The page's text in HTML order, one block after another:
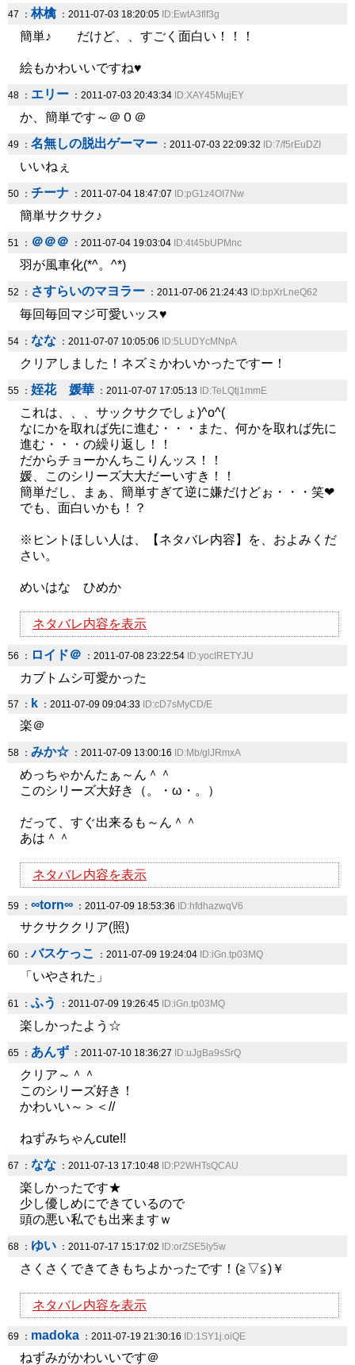
47 ：林檎 ：2011-07-03 18:20:05 ID:EwtA3flf3g
簡単♪ だけど、、すごく面白い！！！
絵もかわいいですね♥
48 ： エリー ：2011-07-03 20:43:34 ID:XAY45MujEY
か、簡単です～＠０＠
49 ： 名無しの脱出ゲーマー ：2011-07-03 22:09:32 ID:7/f5rEuDZI
いいねぇ
50 ： チーナ ：2011-07-04 18:47:07 ID:pG1z4OI7Nw
簡単サクサク♪
51 ： ＠＠＠ ：2011-07-04 19:03:04 ID:4t45bUPMnc
羽が風車化(*^。^*)
52 ： さすらいのマヨラー ：2011-07-06 21:24:43 ID:bpXrLneQ62
毎回毎回マジ可愛いッス♥
54 ： なな ：2011-07-07 10:05:06 ID:5LUDYcMNpA
クリアしました！ネズミかわいかったですー！
55 ： 姪花 媛華 ：2011-07-07 17:05:13 ID:TeLQtj1mmE
これは、、、サックサクでしょ)^o^(
なにかを取れば先に進む・・・また、何かを取れば先に
進む・・・の繰り返し！！
だからチョーかんちこりんッス！！
媛、このシリーズ大大だーいすき！！
簡単だし、まぁ、簡単すぎて逆に嫌だけどぉ・・・笑❤
でも、面白いかも！？
※ヒントほしい人は、【ネタバレ内容】を、およみくだ
さい。
めいはな ひめか
ネタバレ内容を表示
56 ： ロイド＠ ：2011-07-08 23:22:54 ID:yocIRETYJU
カブトムシ可愛かった
57 ： k ：2011-07-09 09:04:33 ID:cD7sMyCD/E
楽＠
58 ： みか☆ ：2011-07-09 13:00:16 ID:Mb/glJRmxA
めっちゃかんたぁ～ん＾＾
このシリーズ大好き（。・ω・。）
だって、すぐ出来るも～ん＾＾
あは＾＾
ネタバレ内容を表示
59 ： ∞torn∞ ：2011-07-09 18:53:36 ID:hfdhazwqV6
サクサククリア(照)
60 ：バスケっこ ：2011-07-09 19:24:04 ID:iGn.tp03MQ
「いやされた」
61 ： ふう ：2011-07-09 19:26:45 ID:iGn.tp03MQ
楽しかったよう☆
65 ： あんず ：2011-07-10 18:36:27 ID:uJgBa9sSrQ
クリア～＾＾
このシリーズ好き！
かわいい～＞＜//
ねずみちゃんcute!!
67 ： なな ：2011-07-13 17:10:48 ID:P2WHTsQCAU
楽しかったです★
少し優しめにできているので
頭の悪い私でも出来ますｗ
68 ： ゆい ：2011-07-17 15:17:02 ID:orZSE5ly5w
さくさくできてきもちよかったです！(≧▽≦)￥
ネタバレ内容を表示
69 ： madoka ：2011-07-19 21:30:16 ID:1SY1j.oiQE
ねずみがかわいいです＠